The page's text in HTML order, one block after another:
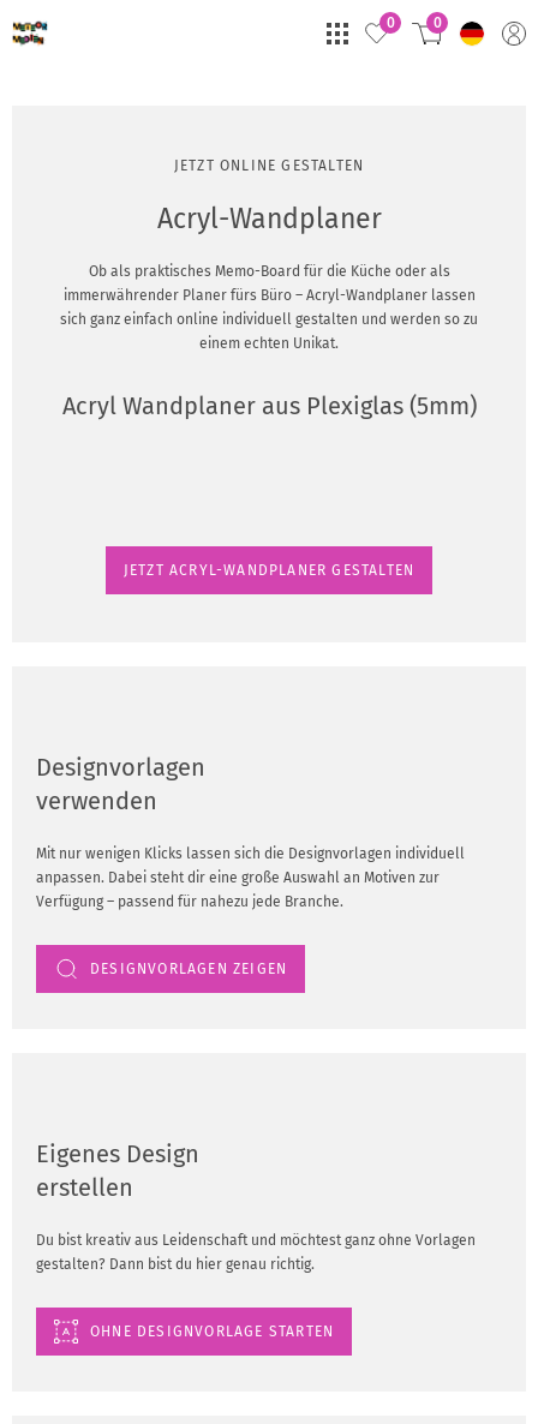
0 0
JETZT ONLINE GESTALTEN
Acryl-Wandplaner
Ob als praktisches Memo-Board für die Küche oder als
immerwährender Planer fürs Büro – Acryl-Wandplaner lassen
sich ganz einfach online individuell gestalten und werden so zu
einem echten Unikat.
Acryl Wandplaner aus Plexiglas (5mm)
JETZT ACRYL-WANDPLANER GESTALTEN
Designvorlagen
verwenden
Mit nur wenigen Klicks lassen sich die Designvorlagen individuell
anpassen. Dabei steht dir eine große Auswahl an Motiven zur
Verfügung – passend für nahezu jede Branche.
DESIGNVORLAGEN ZEIGEN
Eigenes Design
erstellen
Du bist kreativ aus Leidenschaft und möchtest ganz ohne Vorlagen
gestalten? Dann bist du hier genau richtig.
OHNE DESIGNVORLAGE STARTEN